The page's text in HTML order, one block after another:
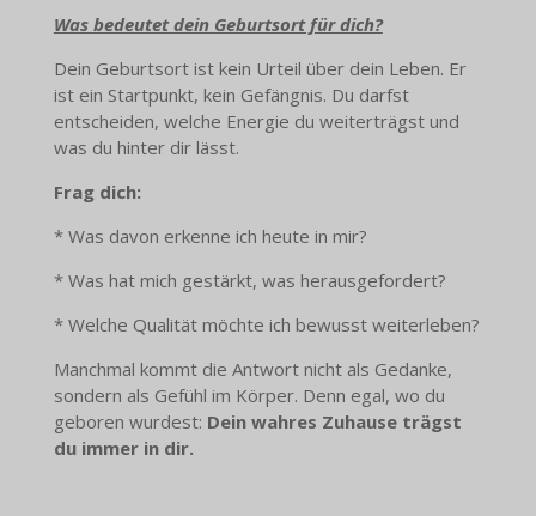
Was bedeutet dein Geburtsort für dich?
Dein Geburtsort ist kein Urteil über dein Leben. Er
ist ein Startpunkt, kein Gefängnis. Du darfst
entscheiden, welche Energie du weiterträgst und
was du hinter dir lässt.
Frag dich:
* Was davon erkenne ich heute in mir?
* Was hat mich gestärkt, was herausgefordert?
* Welche Qualität möchte ich bewusst weiterleben?
Manchmal kommt die Antwort nicht als Gedanke,
sondern als Gefühl im Körper. Denn egal, wo du
geboren wurdest: Dein wahres Zuhause trägst
du immer in dir.